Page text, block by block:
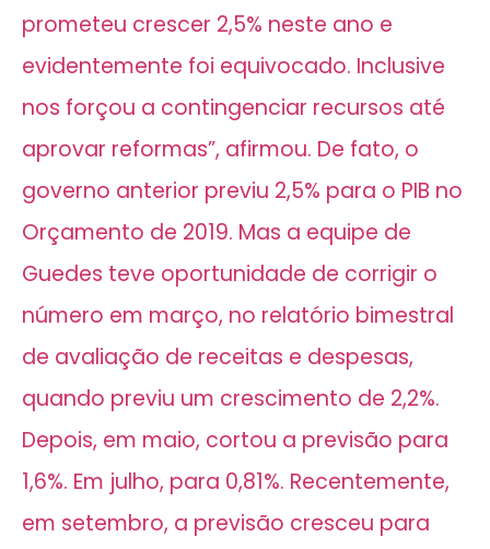
prometeu crescer 2,5% neste ano e
evidentemente foi equivocado. Inclusive
nos forçou a contingenciar recursos até
aprovar reformas”, afirmou. De fato, o
governo anterior previu 2,5% para o PIB no
Orçamento de 2019. Mas a equipe de
Guedes teve oportunidade de corrigir o
número em março, no relatório bimestral
de avaliação de receitas e despesas,
quando previu um crescimento de 2,2%.
Depois, em maio, cortou a previsão para
1,6%. Em julho, para 0,81%. Recentemente,
em setembro, a previsão cresceu para